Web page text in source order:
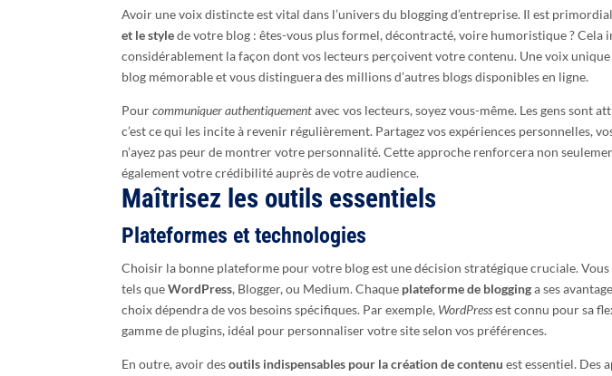
Avoir une voix distincte est vital dans l’univers du blogging d’entreprise. Il est
et le stylede votre blog : êtes-vous plus formel, décontracté, voire humoristique ? Cela
considérablement la façon dont vos lecteurs perçoivent votre contenu. Une voix
blog mémorable et vous distinguera des millions d’autres blogs disponibles en ligne.
Pourcommuniquer authentiquementavec vos lecteurs, soyez vous-même. Les gens sont
c’est ce qui les incite à revenir régulièrement. Partagez vos expériences personnelles,
n’ayez pas peur de montrer votre personnalité. Cette approche renforcera non
également votre crédibilité auprès de votre audience.
Maîtrisez les outils essentiels
Plateformes et technologies
Choisir la bonne plateforme pour votre blog est une décision stratégique cruciale.
tels queWordPress, Blogger, ou Medium. Chaque plateforme de blogginga ses
choix dépendra de vos besoins spécifiques. Par exemple, WordPressest connu pour sa
gamme de plugins, idéal pour personnaliser votre site selon vos préférences.
En outre, avoir desoutils indispensables pour la création de contenu est essentiel. Des